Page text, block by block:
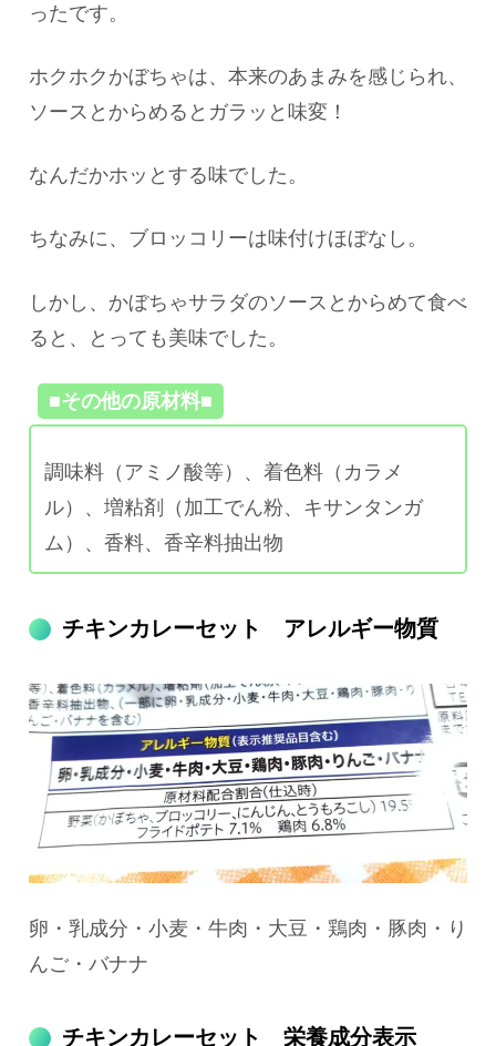
ったです。
ホクホクかぼちゃは、本来のあまみを感じられ、
ソースとからめるとガラッと味変！
なんだかホッとする味でした。
ちなみに、ブロッコリーは味付けほぼなし。
しかし、かぼちゃサラダのソースとからめて食べ
ると、とっても美味でした。
■その他の原材料■
調味料（アミノ酸等）、着色料（カラメ
ル）、増粘剤（加工でん粉、キサンタンガ
ム）、香料、香辛料抽出物
チキンカレーセット アレルギー物質
卵・乳成分・小麦・牛肉・大豆・鶏肉・豚肉・り
んご・バナナ
チキンカレーセット 栄養成分表示